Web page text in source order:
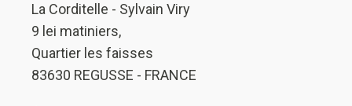
La Corditelle - Sylvain Viry
9 lei matiniers,
Quartier les faisses
83630 REGUSSE - FRANCE